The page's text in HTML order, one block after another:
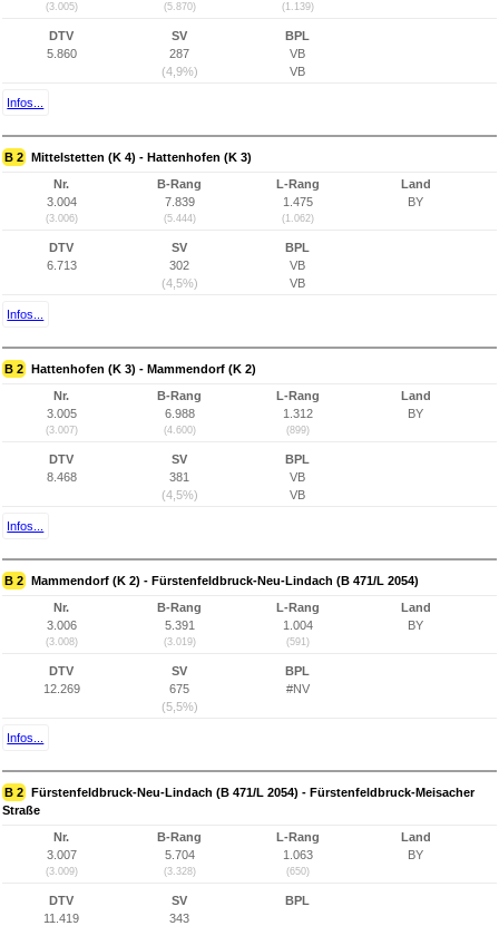
(3.005) (5.870) (1.139)
DTV
5.860
SV
287
(4,9%)
BPL
VB
VB
Infos...
B 2 Mittelstetten (K 4) - Hattenhofen (K 3)
Nr.
3.004
(3.006)
B-Rang
7.839
(5.444)
L-Rang
1.475
(1.062)
Land
BY
DTV
6.713
SV
302
(4,5%)
BPL
VB
VB
Infos...
B 2 Hattenhofen (K 3) - Mammendorf (K 2)
Nr.
3.005
(3.007)
B-Rang
6.988
(4.600)
L-Rang
1.312
(899)
Land
BY
DTV
8.468
SV
381
(4,5%)
BPL
VB
VB
Infos...
B 2 Mammendorf (K 2) - Fürstenfeldbruck-Neu-Lindach (B 471/L 2054)
Nr.
3.006
(3.008)
B-Rang
5.391
(3.019)
L-Rang
1.004
(591)
Land
BY
DTV
12.269
SV
675
(5,5%)
BPL
#NV
Infos...
B 2 Fürstenfeldbruck-Neu-Lindach (B 471/L 2054) - Fürstenfeldbruck-Meisacher
Straße
Nr.
3.007
(3.009)
B-Rang
5.704
(3.328)
L-Rang
1.063
(650)
Land
BY
DTV
11.419
SV
343
BPL